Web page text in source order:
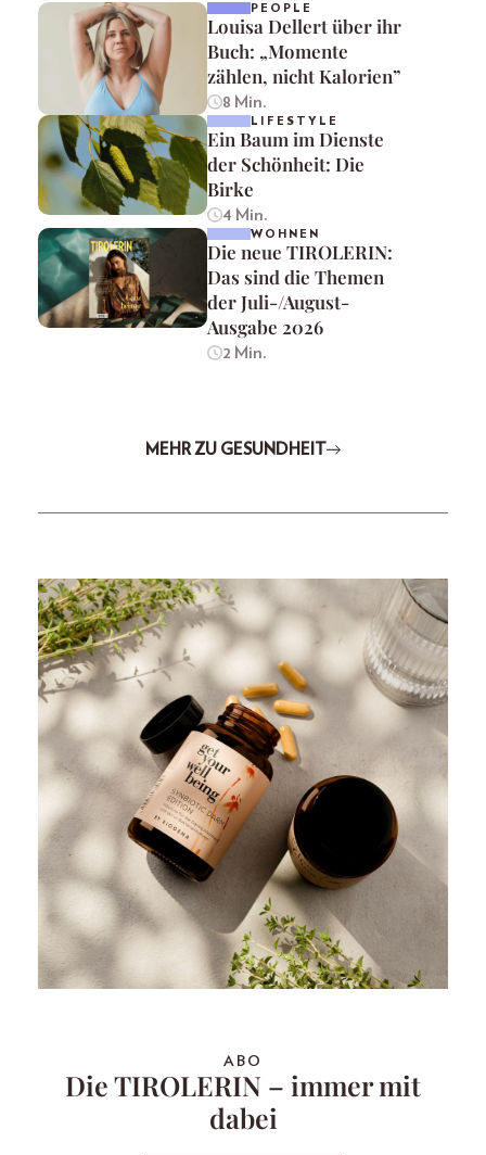
PEOPLE
Louisa Dellert über ihr
Buch: „Momente
zählen, nicht Kalorien”
8 Min.
LIFESTYLE
Ein Baum im Dienste
der Schönheit: Die
Birke
4 Min.
WOHNEN
Die neue TIROLERIN:
Das sind die Themen
der Juli-/August-
Ausgabe 2026
2 Min.
MEHR ZU GESUNDHEIT
ABO
Die TIROLERIN – immer mit
dabei